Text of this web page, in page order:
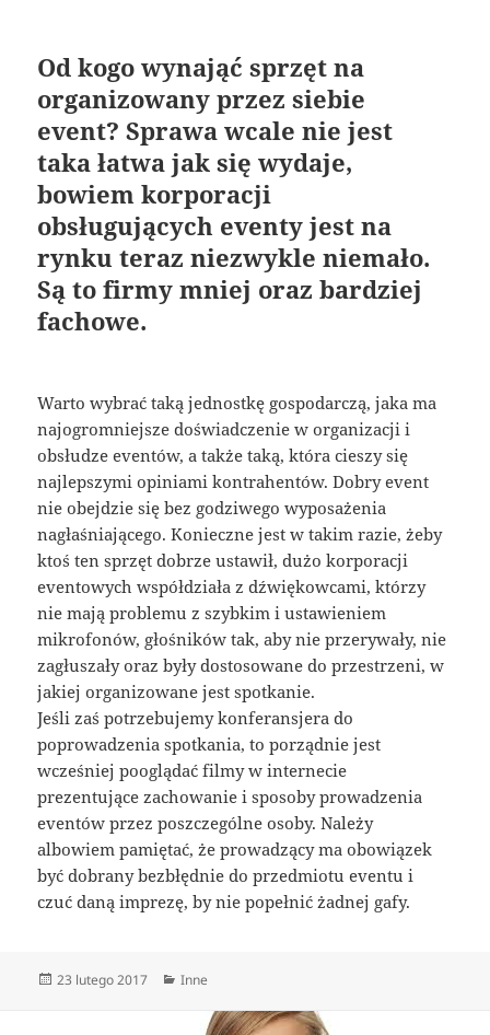
Od kogo wynająć sprzęt na
organizowany przez siebie
event? Sprawa wcale nie jest
taka łatwa jak się wydaje,
bowiem korporacji
obsługujących eventy jest na
rynku teraz niezwykle niemało.
Są to firmy mniej oraz bardziej
fachowe.
Warto wybrać taką jednostkę gospodarczą, jaka ma
najogromniejsze doświadczenie w organizacji i
obsłudze eventów, a także taką, która cieszy się
najlepszymi opiniami kontrahentów. Dobry event
nie obejdzie się bez godziwego wyposażenia
nagłaśniającego. Konieczne jest w takim razie, żeby
ktoś ten sprzęt dobrze ustawił, dużo korporacji
eventowych współdziała z dźwiękowcami, którzy
nie mają problemu z szybkim i ustawieniem
mikrofonów, głośników tak, aby nie przerywały, nie
zagłuszały oraz były dostosowane do przestrzeni, w
jakiej organizowane jest spotkanie.
Jeśli zaś potrzebujemy konferansjera do
poprowadzenia spotkania, to porządnie jest
wcześniej pooglądać filmy w internecie
prezentujące zachowanie i sposoby prowadzenia
eventów przez poszczególne osoby. Należy
albowiem pamiętać, że prowadzący ma obowiązek
być dobrany bezbłędnie do przedmiotu eventu i
czuć daną imprezę, by nie popełnić żadnej gafy.
Data
23 lutego 2017 Kategorie
Inne